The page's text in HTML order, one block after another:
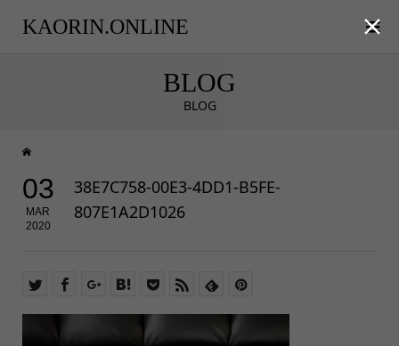
KAORIN.ONLINE
BLOG
BLOG
03
MAR
2020
38E7C758-00E3-4DD1-B5FE-
807E1A2D1026
